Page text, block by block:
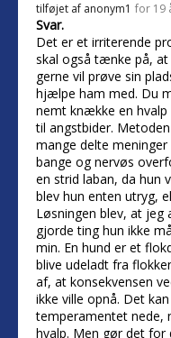
tilføjet af anonym1 for 19
Svar.
Det er et irriterende
skal også tænke på, at
gerne vil prøve sin
hjælpe ham med. Du
nemt knække en hvalp
til angstbider.
mange delte
bange og nervøs
en strid laban, da hun
blev hun enten utryg,
Løsningen blev, at jeg
gjorde ting hun ikke
min. En hund er et
blive udeladt fra
af, at konsekvensen
ikke ville opnå. Det
temperamentet nede,
hvalp. Men gør det for